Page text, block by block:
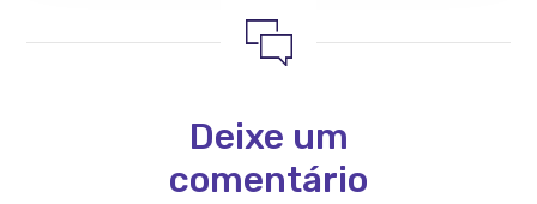
Deixe um
comentário